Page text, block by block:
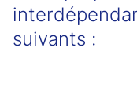
suivants :